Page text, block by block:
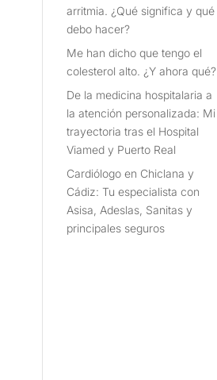
arritmia. ¿Qué significa y qué
debo hacer?
Me han dicho que tengo el
colesterol alto. ¿Y ahora qué?
De la medicina hospitalaria a
la atención personalizada: Mi
trayectoria tras el Hospital
Viamed y Puerto Real
Cardiólogo en Chiclana y
Cádiz: Tu especialista con
Asisa, Adeslas, Sanitas y
principales seguros